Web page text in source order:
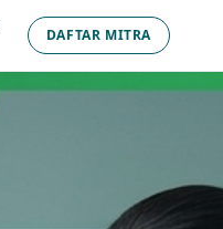
DAFTAR MITRA